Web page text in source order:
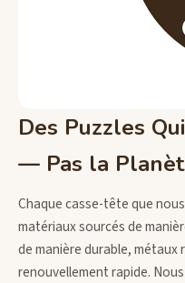
Des Puzzles
— Pas la
Chaque casse-tête que
matériaux sourcés de
de manière durable, métaux
renouvellement rapide.